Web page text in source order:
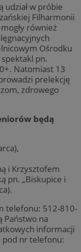
udział w próbie
Filharmonii
również
Ośrodku
pn.
Natomiast 13
prelekcję
zdrowego
będą
i Krzysztofem
pn. „Biskupice i
telefonu: 512-810-
Państwo na
informacji
pod nr telefonu: